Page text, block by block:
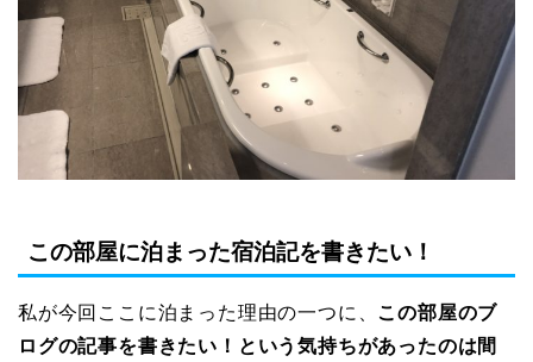
この部屋に泊まった宿泊記を書きたい！
私が今回ここに泊まった理由の一つに、 この部屋のブ
ログの記事を書きたい！という気持ちがあったのは間